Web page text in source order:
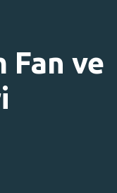
Fan ve